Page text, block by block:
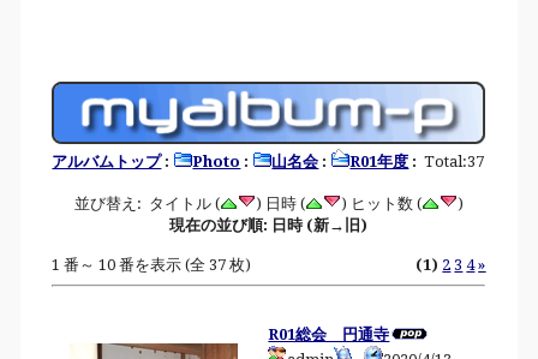
アルバムトップ: Photo : 山名会 : R01年度 : Total:37
並び替え: タイトル ( ) 日時 ( ) ヒット数 (
)
現在の並び順: 日時 (新→旧)
1 番～ 10 番を表示 (全 37 枚) (1) 2 3 4 »
R01総会 円通寺